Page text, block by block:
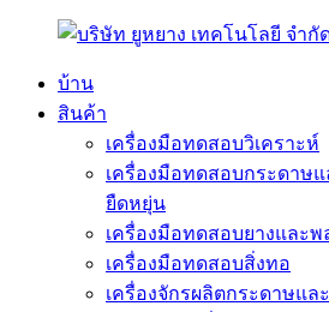
บ้าน
สินค้า
เครื่องมือทดสอบวิเคราะห์
เครื่องมือทดสอบกระดาษ
ยืดหยุ่น
เครื่องมือทดสอบยางและพ
เครื่องมือทดสอบสิ่งทอ
เครื่องจักรผลิตกระดาษแล